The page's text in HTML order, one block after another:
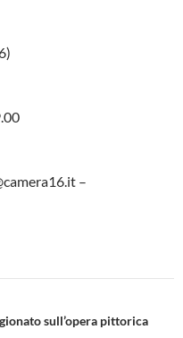
–
sull’opera pittorica